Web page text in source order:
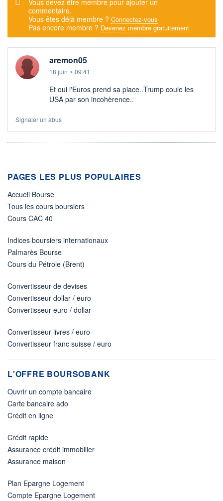
commentaire.
Vous êtes déjà membre ? Connectez-vous
Pas encore membre ? Devenez membre gratuitement
aremon05
18 juin • 09:41
Et oui l'Euros prend sa place..Trump coule les
USA par son incohèrence..
Signaler un abus
PAGES LES PLUS POPULAIRES
Accueil Bourse
Tous les cours boursiers
Cours CAC 40
Indices boursiers internationaux
Palmarès Bourse
Cours du Pétrole (Brent)
Convertisseur de devises
Convertisseur dollar / euro
Convertisseur euro / dollar
Convertisseur livres / euro
Convertisseur franc suisse / euro
L'OFFRE BOURSOBANK
Ouvrir un compte bancaire
Carte bancaire ado
Crédit en ligne
Crédit rapide
Assurance crédit immobilier
Assurance maison
Plan Epargne Logement
Compte Epargne Logement